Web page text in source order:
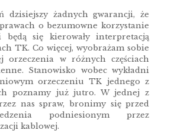
dzisiejszy żadnych gwarancji, że
o bezumowne korzystanie
będą się kierowały interpretacją
TK. Co więcej, wyobrażam sobie
orzeczenia w różnych częściach
Stanowisko wobec wykładni
orzeczeniu TK jednego z
poznamy już jutro. W jednej z
nas spraw, bronimy się przed
podniesionym przez
kablowej.